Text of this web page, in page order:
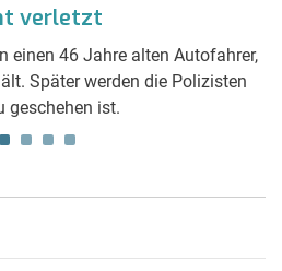
verletzt
einen 46 Jahre alten Autofahrer,
Später werden die Polizisten
geschehen ist.